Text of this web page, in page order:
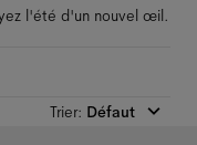
l'été d'un nouvel œil.
Trier: Défaut